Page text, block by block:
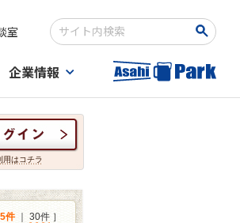
室
検索キーワード入力
企業情報
用はコチラ
件｜ 30件 ］